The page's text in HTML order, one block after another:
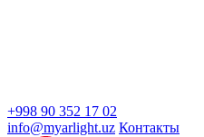
+998 90 352 17 02
info@myarlight.uz Контакты